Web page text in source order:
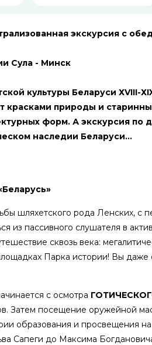
экскурсия с
Сула - Минск
культуры Беларуси ХVIII-
природы и
форм. А экскурсия по
наследии Беларуси…
шляхетского рода Ленских, с
из пассивного слушателя в
сквозь века:
Парка истории! Вы
с осмотра
Затем посещение оружейной
образования и просвещения
Сапеги до Максима